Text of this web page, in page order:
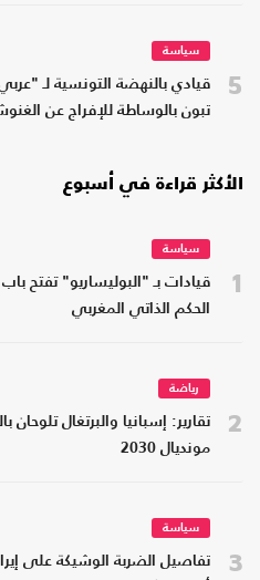
5
سياسة
تبون بالوساطة للإفراج عن
الأكثر قراءة في أسبوع
1
سياسة
قيادات بـ "البوليساريو" تفتح
الحكم الذاتي المغربي
2
رياضة
تقارير: إسبانيا والبرتغال
مونديال 2030
3
سياسة
تفاصيل الضربة الوشيكة على